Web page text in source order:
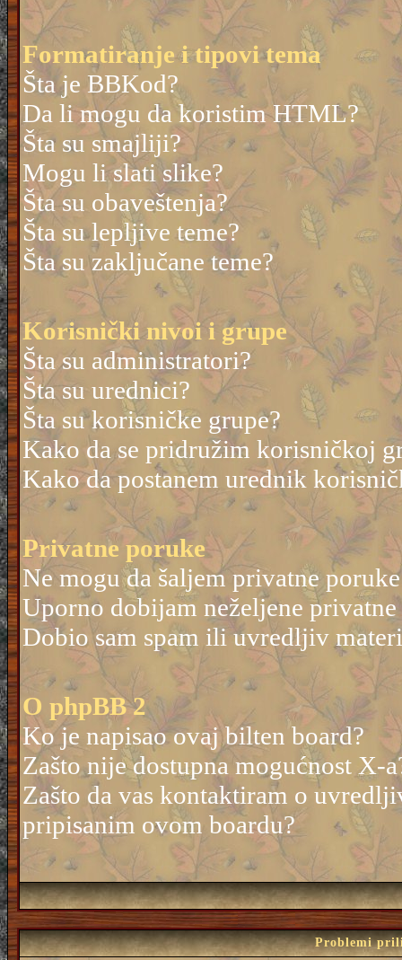
Formatiranje i tipovi tema
Šta je BBKod?
Da li mogu da koristim HTML?
Šta su smajliji?
Mogu li slati slike?
Šta su obaveštenja?
Šta su lepljive teme?
Šta su zaključane teme?
Korisnički nivoi i grupe
Šta su administratori?
Šta su urednici?
Šta su korisničke grupe?
Kako da se pridružim korisničkoj
Kako da postanem urednik
Privatne poruke
Ne mogu da šaljem privatne
Uporno dobijam neželjene
Dobio sam spam ili uvredljiv
O phpBB 2
Ko je napisao ovaj bilten board?
Zašto nije dostupna mogućnost X-
Zašto da vas kontaktiram o
pripisanim ovom boardu?
Problemi